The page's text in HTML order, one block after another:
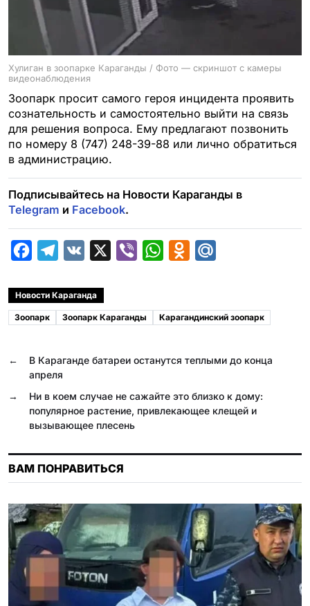
Хулиган в зоопарке Караганды / Фото — скриншот с камеры
видеонаблюдения
Зоопарк просит самого героя инцидента проявить
сознательность и самостоятельно выйти на связь
для решения вопроса. Ему предлагают позвонить
по номеру 8 (747) 248-39-88 или лично обратиться
в администрацию.
Подписывайтесь на Новости Караганды в
Telegram и Facebook.
c
e
o
o
k
l
e
a
m
e
W
t
p
o
s
s
i
k
l
Новости Караганда
Зоопарк Зоопарк Караганды Карагандинский зоопарк
←
В Караганде батареи останутся теплыми до конца
апреля
→
Ни в коем случае не сажайте это близко к дому:
популярное растение, привлекающее клещей и
вызывающее плесень
ВАМ ПОНРАВИТЬСЯ